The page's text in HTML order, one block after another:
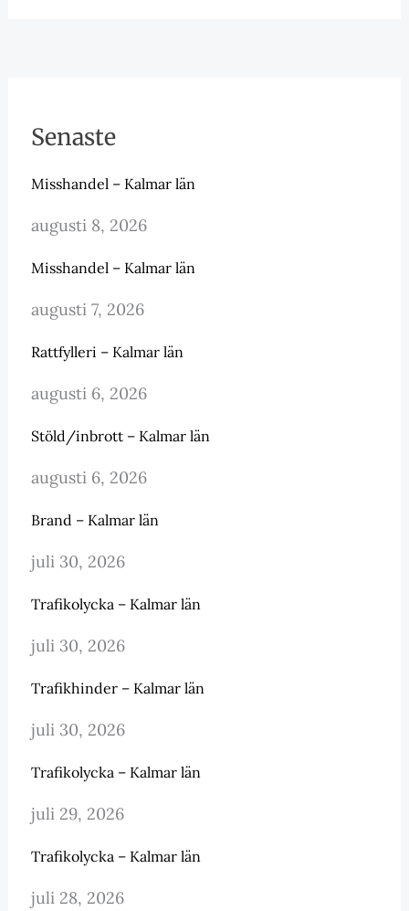
Senaste
Misshandel – Kalmar län
augusti 8, 2026
Misshandel – Kalmar län
augusti 7, 2026
Rattfylleri – Kalmar län
augusti 6, 2026
Stöld/inbrott – Kalmar län
augusti 6, 2026
Brand – Kalmar län
juli 30, 2026
Trafikolycka – Kalmar län
juli 30, 2026
Trafikhinder – Kalmar län
juli 30, 2026
Trafikolycka – Kalmar län
juli 29, 2026
Trafikolycka – Kalmar län
juli 28, 2026